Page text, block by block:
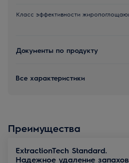
Класс эффективности
Документы по продукту
Все характеристики
Преимущества
ExtractionTech Standard.
Надежное удаление запахов